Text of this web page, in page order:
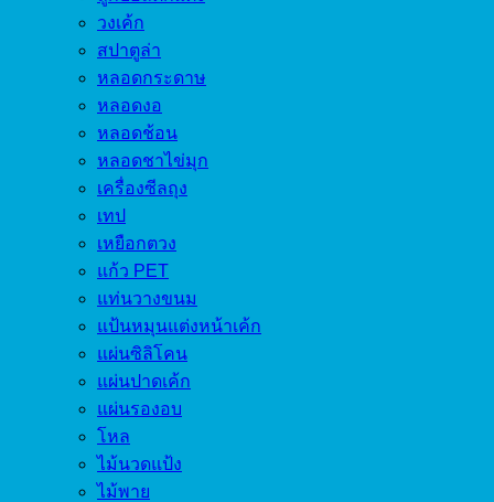
วงเค้ก
สปาตูล่า
หลอดกระดาษ
หลอดงอ
หลอดช้อน
หลอดชาไข่มุก
เครื่องซีลถุง
เทป
เหยือกตวง
แก้ว PET
แท่นวางขนม
แป้นหมุนแต่งหน้าเค้ก
แผ่นซิลิโคน
แผ่นปาดเค้ก
แผ่นรองอบ
โหล
ไม้นวดแป้ง
ไม้พาย